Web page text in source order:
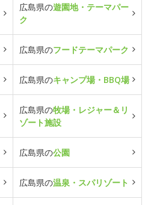
広島県の遊園地・テーマパー
ク
広島県のフードテーマパーク
広島県のキャンプ場・BBQ場
広島県の牧場・レジャー＆リ
ゾート施設
広島県の公園
広島県の温泉・スパリゾート